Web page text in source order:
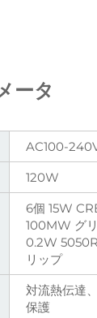
ータ
AC100-
120W
6個 15W
100MW グ
0.2W
リップ
対流熱伝達
保護